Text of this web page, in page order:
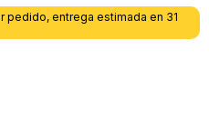
pedido, entrega estimada en 31